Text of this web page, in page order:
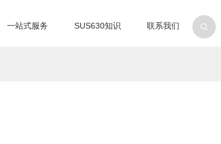
一站式服务 SUS630知识 联系我们